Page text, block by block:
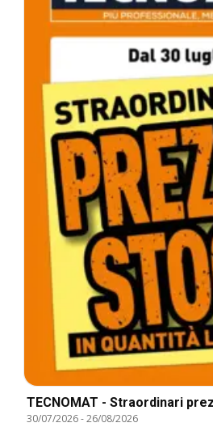
TECNOMAT - Straordinari
30/07/2026-26/08/2026